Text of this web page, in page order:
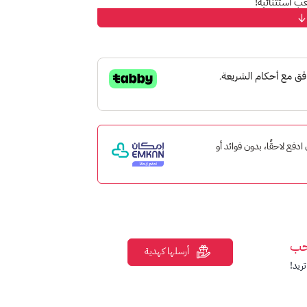
على متجر بلايستيشن. تأتي البطاقات بفئات
به من محتوى رقمي على المتجر.
ألعابًا حصرية أو ألعابًا مشهورة.
وحزمات الأسلحة، والمزيد.
وعب مجاني للألعاب، وإمكانية اللعب عبر
ادفع لاحقًا، بدون فوائد أو
أرسلها كهدية